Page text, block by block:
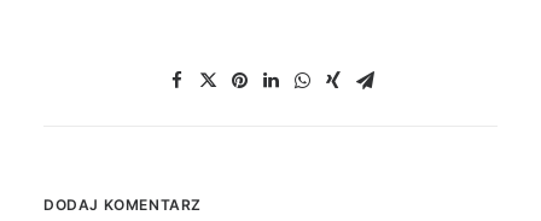
DODAJ KOMENTARZ